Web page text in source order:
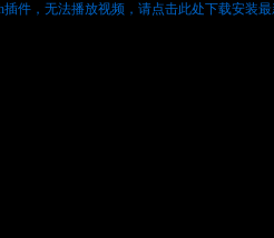
件，无法播放视频， 请点击此处下载安装